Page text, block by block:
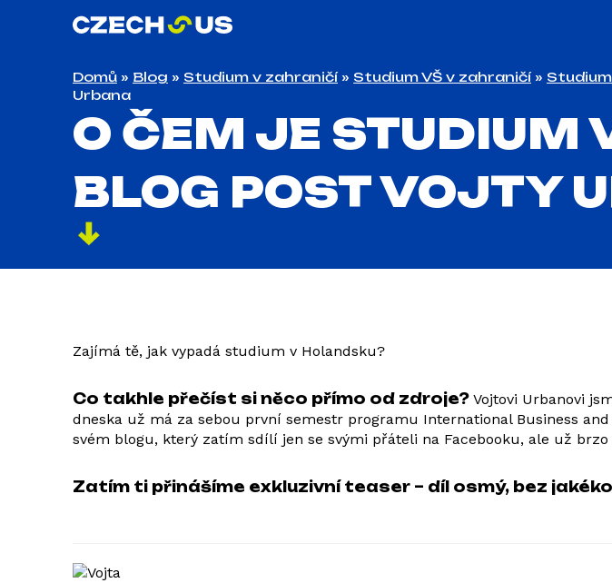
Domů » Blog » Studium v zahraničí» Studium VŠ v zahraničí»
Urbana
O ČEM JE STUDIUM
BLOG POST VOJTY
Zajímá tě, jak vypadá studium v Holandsku?
Co takhle přečíst si něco přímo od zdroje? Vojtovi Urbanovi
dneska už má za sebou první semestr programu International Business
svém blogu, který zatím sdílí jen se svými přáteli na Facebooku, ale už
Zatím ti přinášíme exkluzivní teaser – díl osmý, bez